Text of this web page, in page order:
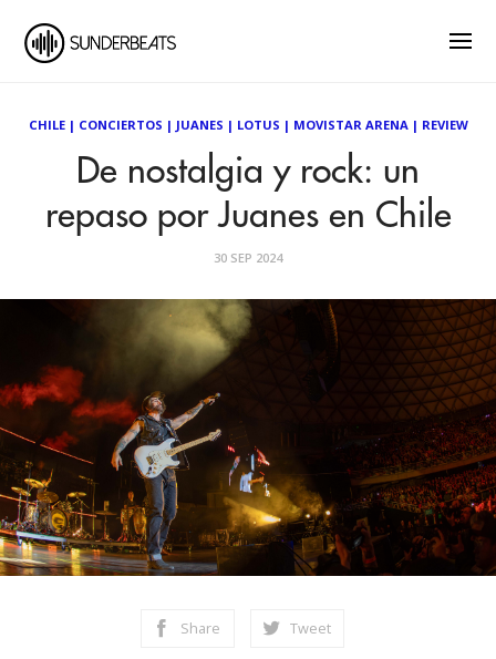
CHILE| CONCIERTOS | JUANES | LOTUS | MOVISTAR ARENA| REVIEW
De nostalgia y rock: un
repaso por Juanes en Chile
30 SEP 2024
Share Tweet